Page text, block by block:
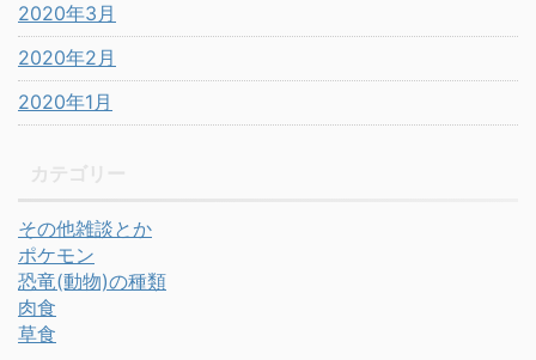
2020年3月
2020年2月
2020年1月
その他雑談とか
ポケモン
恐竜(動物)の種類
肉食
草食